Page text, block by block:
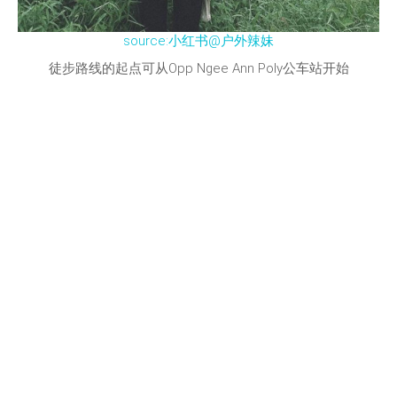
source:小红书@户外辣妹
徒步路线的起点可从Opp Ngee Ann Poly公车站开始